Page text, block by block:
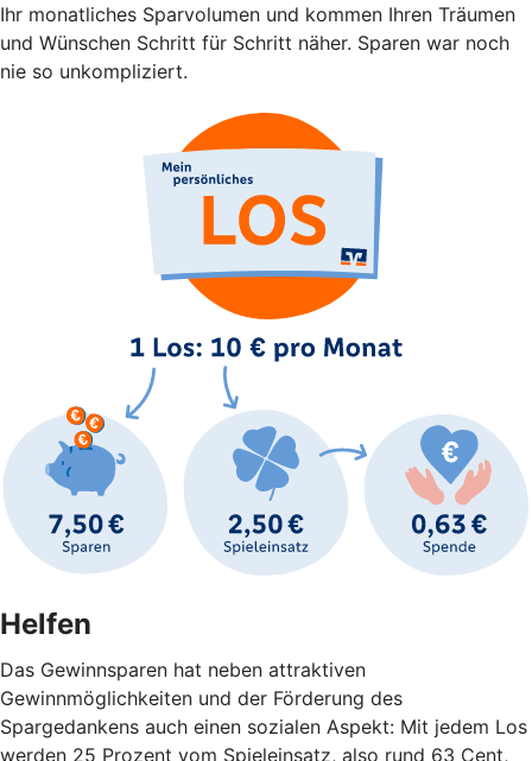
Ihr monatliches Sparvolumen und kommen Ihren Träumen
und Wünschen Schritt für Schritt näher. Sparen war noch
nie so unkompliziert.
Helfen
Das Gewinnsparen hat neben attraktiven
Gewinnmöglichkeiten und der Förderung des
Spargedankens auch einen sozialen Aspekt: Mit jedem Los
werden 25 Prozent vom Spieleinsatz, also rund 63 Cent,